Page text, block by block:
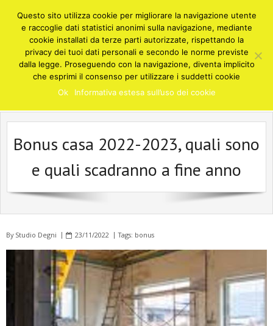
content
STUDIO COMMERCIALISTA DEGNI
Cusano Milanino
Consulenze e soluzioni in ambito fiscale, finanziario, contabile,
societario, amministrativo - Cusano Milanino Milano
Bonus casa 2022-2023, quali sono
e quali scadranno a fine anno
By Studio Degni 23/11/2022 Tags: bonus
Questo sito utilizza cookie per migliorare la navigazione utente
e raccoglie dati statistici anonimi sulla navigazione, mediante
cookie installati da terze parti autorizzate, rispettando la
privacy dei tuoi dati personali e secondo le norme previste
dalla legge. Proseguendo con la navigazione, diventa implicito
che esprimi il consenso per utilizzare i suddetti cookie
Ok
Informativa estesa sull’uso dei cookie